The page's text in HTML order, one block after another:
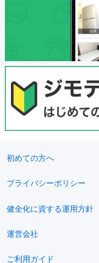
初めての方へ
プライバシーポリシー
健全化に資する運用方針
運営会社
ご利用ガイド